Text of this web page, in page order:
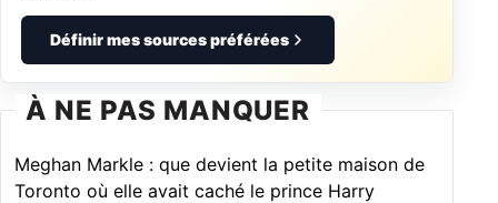
Définir mes sources préférées
À NE PAS MANQUER
Meghan Markle : que devient la petite maison de
Toronto où elle avait caché le prince Harry